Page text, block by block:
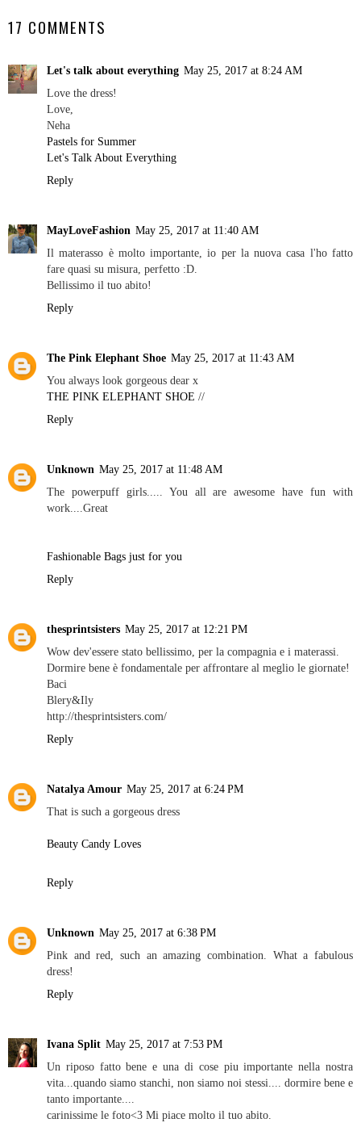
17 COMMENTS
Let's talk about everything May 25, 2017 at 8:24 AM
Love the dress!
Love,
Neha
Pastels for Summer
Let's Talk About Everything
Reply
MayLoveFashion May 25, 2017 at 11:40 AM
Il materasso è molto importante, io per la nuova casa l'ho fatto
fare quasi su misura, perfetto :D.
Bellissimo il tuo abito!
Reply
The Pink Elephant Shoe May 25, 2017 at 11:43 AM
You always look gorgeous dear x
THE PINK ELEPHANT SHOE //
Reply
Unknown May 25, 2017 at 11:48 AM
The powerpuff girls..... You all are awesome have fun with
work....Great
Fashionable Bags just for you
Reply
thesprintsisters May 25, 2017 at 12:21 PM
Wow dev'essere stato bellissimo, per la compagnia e i materassi.
Dormire bene è fondamentale per affrontare al meglio le giornate!
Baci
Blery&Ily
http://thesprintsisters.com/
Reply
Natalya Amour May 25, 2017 at 6:24 PM
That is such a gorgeous dress
Beauty Candy Loves
Reply
Unknown May 25, 2017 at 6:38 PM
Pink and red, such an amazing combination. What a fabulous
dress!
Reply
Ivana Split May 25, 2017 at 7:53 PM
Un riposo fatto bene e una di cose piu importante nella nostra
vita...quando siamo stanchi, non siamo noi stessi.... dormire bene e
tanto importante....
carinissime le foto<3 Mi piace molto il tuo abito.